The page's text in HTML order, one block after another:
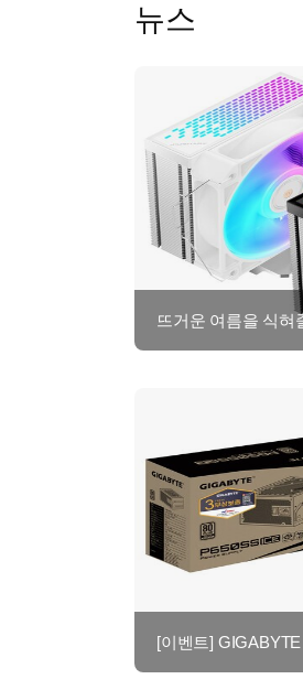
뉴스